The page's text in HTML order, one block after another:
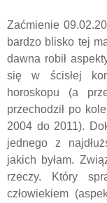
Zaćmienie
bardzo blisko tej
dawna robił
się w ścisłej
horoskopu (a
przechodził po
2004 do 2011).
jednego z
jakich byłam.
rzeczy. Który
człowiekiem